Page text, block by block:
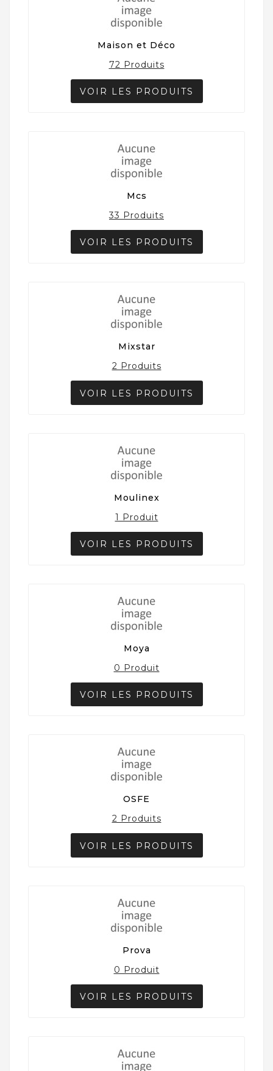
Maison et Déco
72 Produits
VOIR LES PRODUITS
Mcs
33 Produits
VOIR LES PRODUITS
Mixstar
2 Produits
VOIR LES PRODUITS
Moulinex
1 Produit
VOIR LES PRODUITS
Moya
0 Produit
VOIR LES PRODUITS
OSFE
2 Produits
VOIR LES PRODUITS
Prova
0 Produit
VOIR LES PRODUITS